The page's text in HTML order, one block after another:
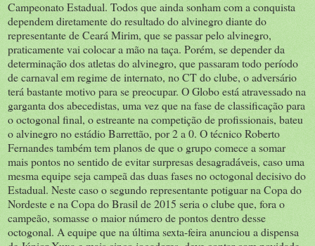
Campeonato Estadual. Todos que ainda sonham com a conquista
dependem diretamente do resultado do alvinegro diante do
representante de Ceará Mirim, que se passar pelo alvinegro,
praticamente vai colocar a mão na taça. Porém, se depender da
determinação dos atletas do alvinegro, que passaram todo período
de carnaval em regime de internato, no CT do clube, o adversário
terá bastante motivo para se preocupar. O Globo está atravessado na
garganta dos abecedistas, uma vez que na fase de classificação para
o octogonal final, o estreante na competição de profissionais, bateu
o alvinegro no estádio Barrettão, por 2 a 0. O técnico Roberto
Fernandes também tem planos de que o grupo comece a somar
mais pontos no sentido de evitar surpresas desagradáveis, caso uma
mesma equipe seja campeã das duas fases no octogonal decisivo do
Estadual. Neste caso o segundo representante potiguar na Copa do
Nordeste e na Copa do Brasil de 2015 seria o clube que, fora o
campeão, somasse o maior número de pontos dentro desse
octogonal. A equipe que na última sexta-feira anunciou a dispensa